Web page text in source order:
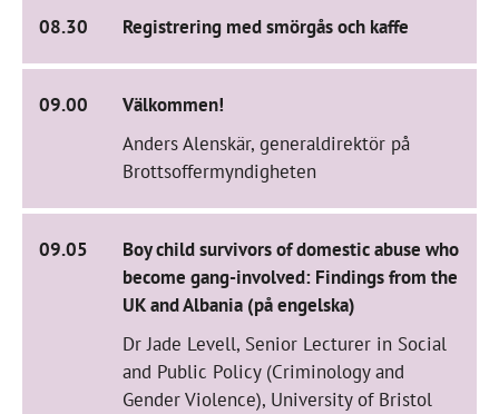
08.30 Registrering med smörgås och kaffe
09.00
Välkommen!
Anders Alenskär, generaldirektör på
Brottsoffermyndigheten
09.05
Boy child survivors of domestic abuse who
become gang-involved: Findings from the
UK and Albania (på engelska)
Dr Jade Levell, Senior Lecturer in Social
and Public Policy (Criminology and
Gender Violence), University of Bristol